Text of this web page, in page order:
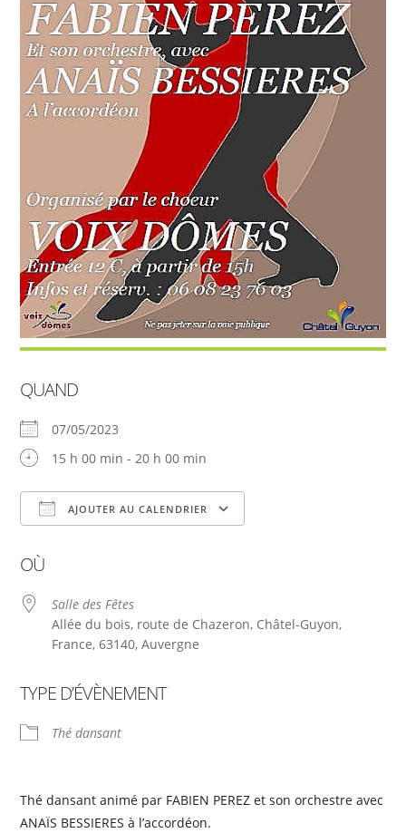
QUAND
07/05/2023
15 h 00 min - 20 h 00 min
AJOUTER AU CALENDRIER
OÙ
Salle des Fêtes
Allée du bois, route de Chazeron, Châtel-Guyon,
France, 63140, Auvergne
TYPE D’ÉVÈNEMENT
Thé dansant
Thé dansant animé par FABIEN PEREZ et son orchestre avec
ANAÏS BESSIERES à l’accordéon.